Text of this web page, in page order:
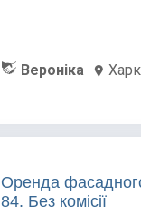
Вероніка
Оренда
84. Без комісії